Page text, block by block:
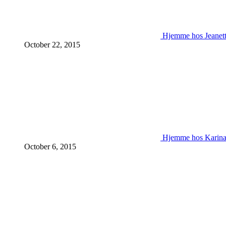
Hjemme hos
October 22, 2015
Hjemme hos Karina
October 6, 2015